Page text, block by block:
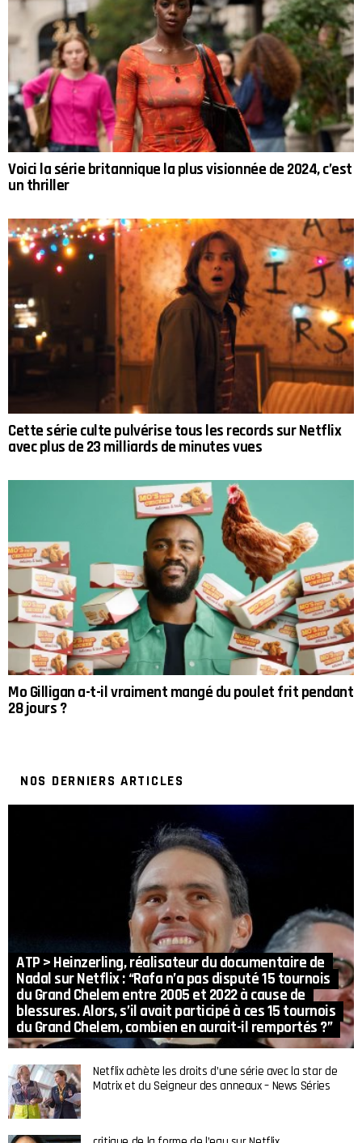
Voici la série britannique la plus visionnée de 2024, c’est
un thriller
Cette série culte pulvérise tous les records sur Netflix
avec plus de 23 milliards de minutes vues
Mo Gilligan a-t-il vraiment mangé du poulet frit pendant
28 jours ?
NOS DERNIERS ARTICLES
ATP > Heinzerling, réalisateur du documentaire de
Nadal sur Netflix : “Rafa n’a pas disputé 15 tournois
du Grand Chelem entre 2005 et 2022 à cause de
blessures. Alors, s’il avait participé à ces 15 tournois
du Grand Chelem, combien en aurait-il remportés ?”
Netflix achète les droits d’une série avec la star de
Matrix et du Seigneur des anneaux – News Séries